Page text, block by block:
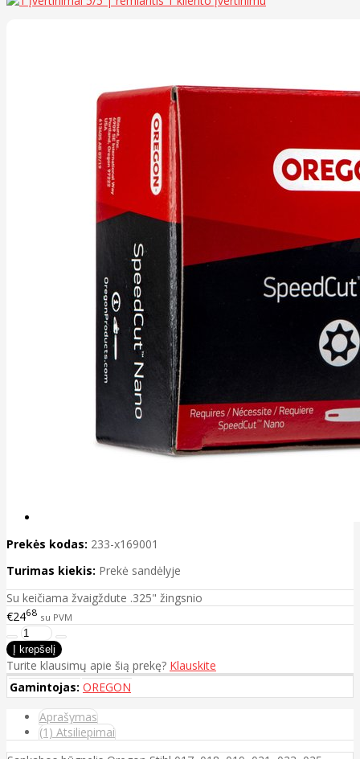
Prekės kodas: 233-x169001
Turimas kiekis: Prekė sandėlyje
Su keičiama žvaigždute .325" žingsnio
€2468 su PVM
Turite klausimų apie šią prekę? Klauskite
Gamintojas: OREGON
Aprašymas
(1) Atsiliepimai